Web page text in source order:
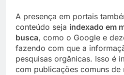
A presença em portais
conteúdo seja indexado em
busca, como o Google e
fazendo com que a
pesquisas orgânicas. Isso é
com publicações comuns de